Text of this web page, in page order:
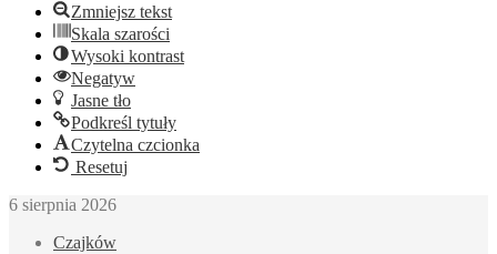
Zmniejsz tekst
Skala szarości
Wysoki kontrast
Negatyw
Jasne tło
Podkreśl tytuły
Czytelna czcionka
Resetuj
6 sierpnia 2026
Czajków